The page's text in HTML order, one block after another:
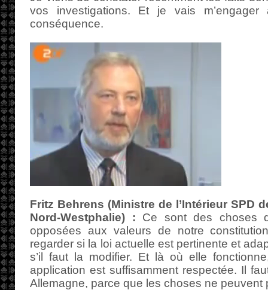
vos investigations. Et je vais
conséquence.
Fritz Behrens (Ministre de l’Intérieur SPD
Nord-Westphalie) : Ce sont des choses
opposées aux valeurs de notre
regarder si la loi actuelle est pertinente et
s’il faut la modifier. Et là où elle
application est suffisamment respectée. Il
Allemagne, parce que les choses ne peuvent